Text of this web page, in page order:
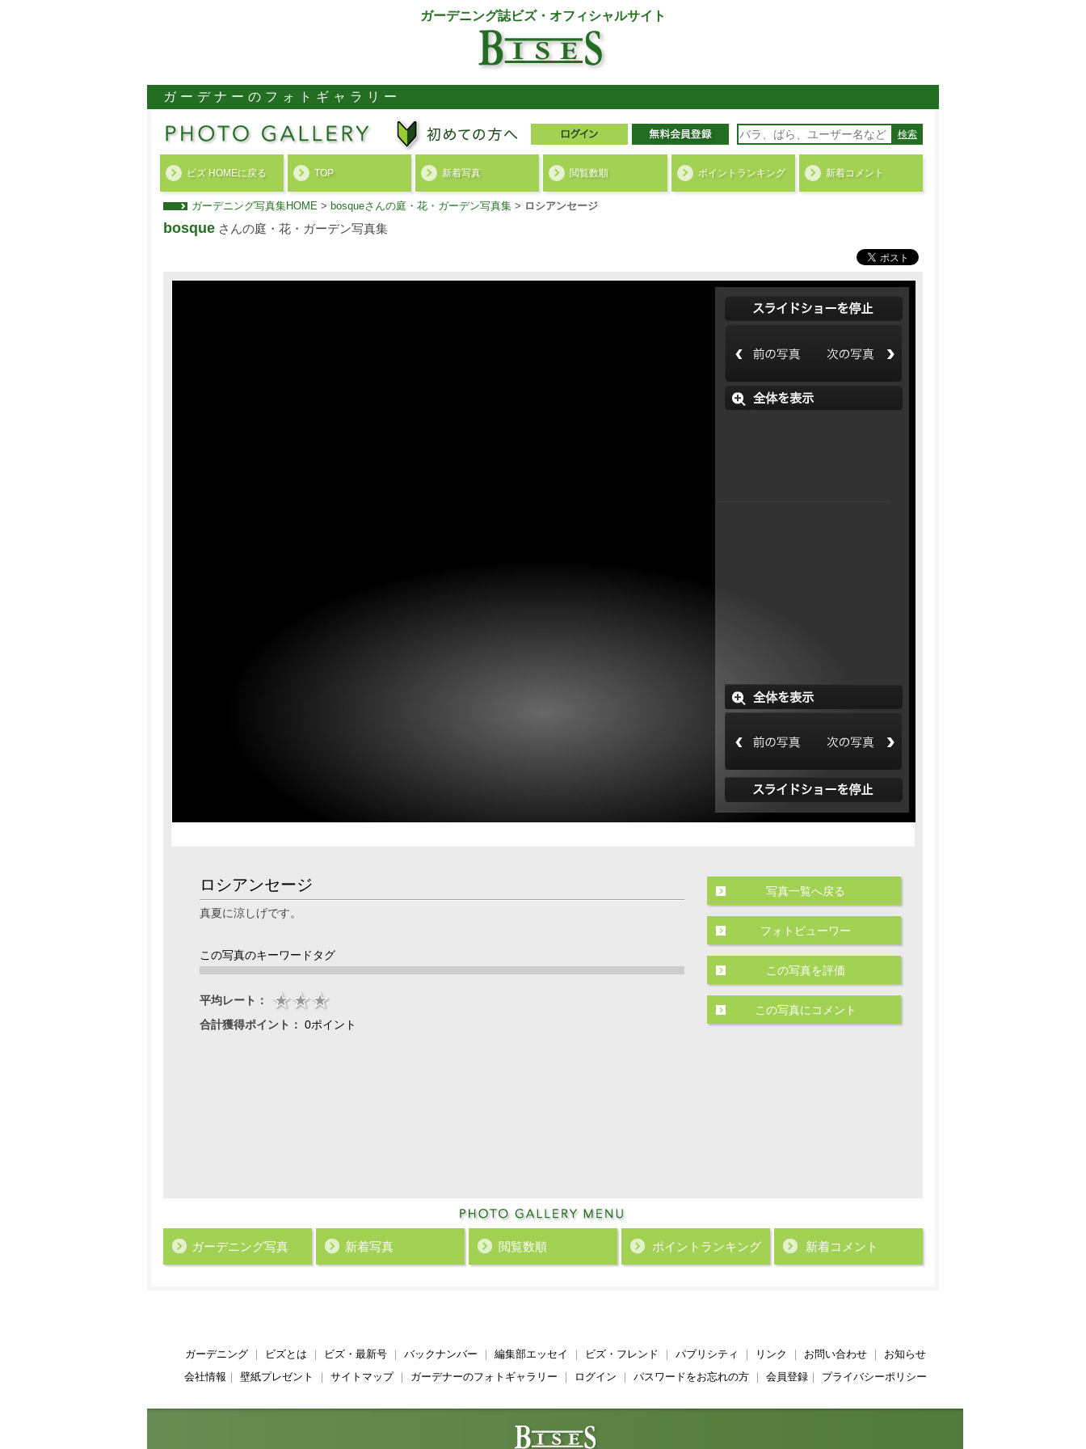
ガーデニング誌ビズ・オフィシャルサイト
ガーデナーのフォトギャラリー
検索
ビズ HOMEに戻る TOP 新着写真 閲覧数順 ポイント ランキング 新着コメント
ガーデニング写真集HOME > bosqueさんの庭・花・ガーデン写真集 > ロシアンセージ
bosque さんの庭・花・ガーデン写真集
ロシアンセージ
真夏に涼しげです。
この写真のキーワードタグ
平均レート：
合計獲得ポイント： 0ポイント
写真一覧へ戻る
フォトビューワー
この写真を評価
この写真にコメント
ガーデニング写真 新着写真 閲覧数順 ポイント ランキング 新着コメント
ガーデニング｜ ビズとは ビズ・最新号｜ バックナンバー 編集部エッセイ ビズ・フレンド パブリシティ リンク お問い合わせ｜ お知らせ
会社情報
壁紙プレゼント サイトマップ｜ ガーデナーのフォトギャラリー ログイン パスワードをお忘れの方｜ 会員登録｜ プライバシーポリシー